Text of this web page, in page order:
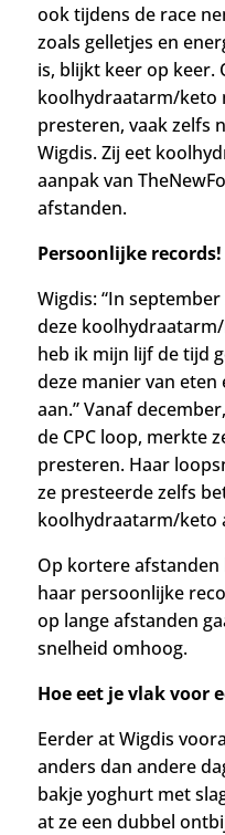
ook tijdens de race
zoals gelletjes en
is, blijkt keer op keer.
koolhydraatarm/keto
presteren, vaak zelfs
Wigdis. Zij eet
aanpak van
afstanden.
Persoonlijke records!
Wigdis: “In
deze
heb ik mijn lijf de tijd
deze manier van
aan.”Vanaf
de CPC loop, merkte
presteren. Haar
ze presteerde zelfs
koolhydraatarm/keto
Op kortere afstanden
haar persoonlijke
op lange afstanden
snelheid omhoog.
Hoe eet je vlak voor
Eerder at Wigdis
anders dan andere
bakje yoghurt met
at ze een dubbel